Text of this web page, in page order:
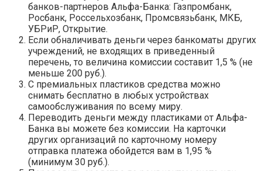
банков-партнеров Альфа-Банка: Газпромбанк,
Росбанк, Россельхозбанк, Промсвязьбанк, МКБ,
УБРиР, Открытие.
Если обналичивать деньги через банкоматы других
учреждений, не входящих в приведенный
перечень, то величина комиссии составит 1,5 % (не
меньше 200 руб.).
С премиальных пластиков средства можно
снимать бесплатно в любых устройствах
самообслуживания по всему миру.
Переводить деньги между пластиками от Альфа-
Банка вы можете без комиссии. На карточки
других организаций по карточному номеру
отправка платежа обойдется вам в 1,95 %
(минимум 30 руб.).